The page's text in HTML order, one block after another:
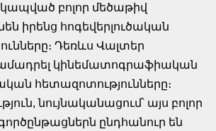
բոլոր մեծաթիվ
իրենց հոգեվերլուծական
Դեռևս Վալտեր
կինեմատոգրաֆիական
հետազոտությունները։
նույնականացում՝ այս բոլոր
ընդհանուր են